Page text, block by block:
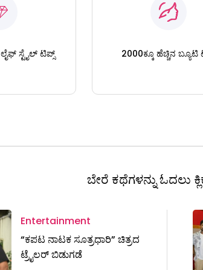
ಸ್ಟೈಲ್ ಟಿಪ್ಸ್ 2000ಕ್ಕೂ ಹೆಚ್ಚಿನ ಬ್ಯೂಟಿ
ಬೇರೆ ಕಥೆಗಳನ್ನು ಓದಲು
Entertainment
“ಕಪಟ ನಾಟಕ ಸೂತ್ರಧಾರಿ” ಚಿತ್ರದ
ಟ್ರೈಲರ್ ಬಿಡುಗಡೆ